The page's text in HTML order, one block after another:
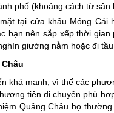
phố (khoảng cách từ
tại cửa khẩu Móng
bạn nên sắp xếp thời
giường nằm hoặc đi
khá mạnh, vì thế các
tiện di chuyển phù
Quảng Châu họ